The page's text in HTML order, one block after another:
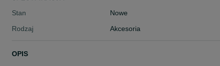
Stan
Nowe
Rodzaj
Akcesoria
OPIS